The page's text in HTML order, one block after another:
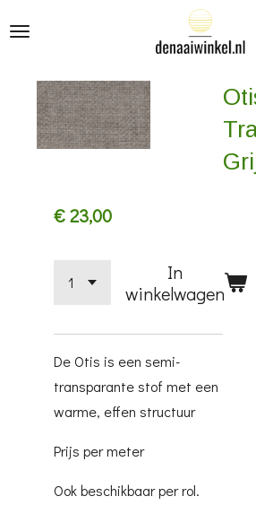
hoofdinhoud
€ 23,00
In
winkelwagen
De Otis is een semi-
transparante stof met een
warme, effen structuur
Prijs per meter
Ook beschikbaar per rol.